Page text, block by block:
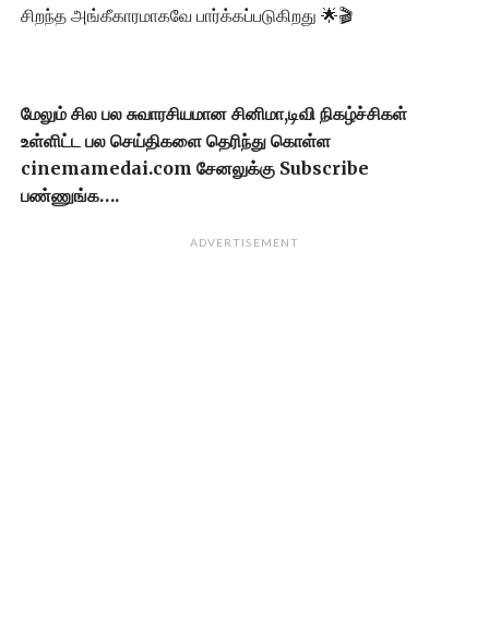
சிறந்த அங்கீகாரமாகவே பார்க்கப்படுகிறது 🌟🎬
மேலும் சில பல சுவாரசியமான சினிமா,டிவி நிகழ்ச்சிகள்
உள்ளிட்ட பல செய்திகளை தெரிந்து கொள்ள
cinemamedai.com சேனலுக்கு Subscribe
பண்ணுங்க….
ADVERTISEMENT